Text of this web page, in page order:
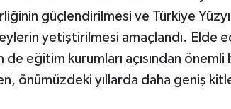
güçlendirilmesi ve Türkiye
yetiştirilmesi amaçlandı. Elde
eğitim kurumları açısından önemli
önümüzdeki yıllarda daha geniş